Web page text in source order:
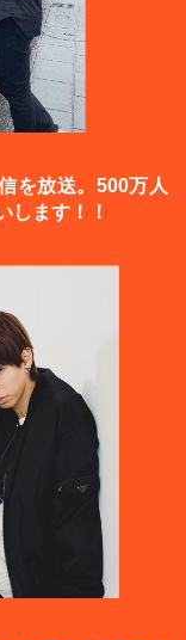
を放送。500万人
します！！